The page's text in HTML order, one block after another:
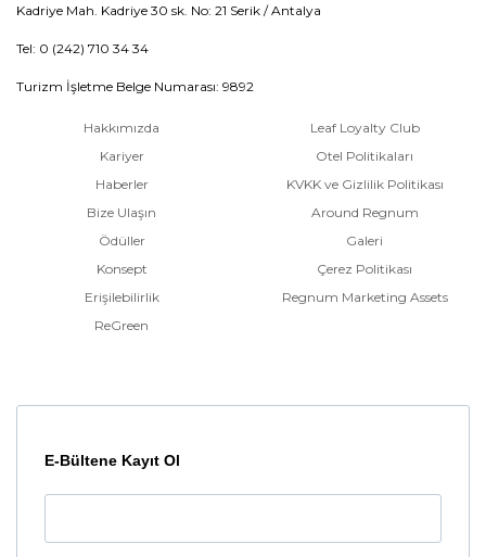
Kadriye Mah. Kadriye 30 sk. No: 21 Serik / Antalya
Tel: 0 (242) 710 34 34
Turizm İşletme Belge Numarası: 9892
Hakkımızda
Kariyer
Haberler
Bize Ulaşın
Ödüller
Konsept
Erişilebilirlik
ReGreen
Leaf Loyalty Club
Otel Politikaları
KVKK ve Gizlilik Politikası
Around Regnum
Galeri
Çerez Politikası
Regnum Marketing Assets
E-Bültene Kayıt Ol